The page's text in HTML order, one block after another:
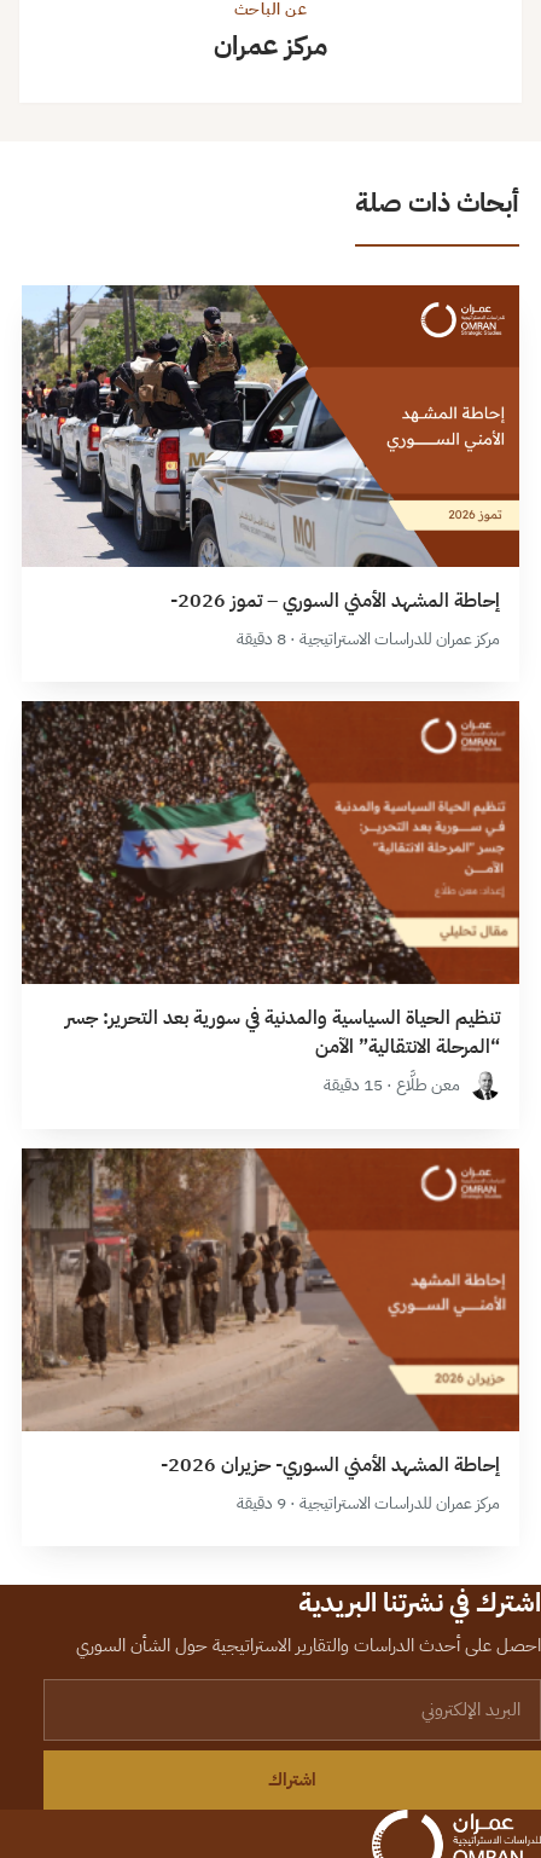
عن الباحث
مركز عمران
أبحاث ذات صلة
إحاطة المشهد الأمني السوري – تموز 2026-
مركز عمران للدراسات الاستراتيجية · 8 دقيقة
تنظيم الحياة السياسية والمدنية في سورية بعد التحرير: جسر
“المرحلة الانتقالية” الآمن
معن طلَّاع · 15 دقيقة
إحاطة المشهد الأمني السوري- حزيران 2026-
مركز عمران للدراسات الاستراتيجية · 9 دقيقة
اشترك في نشرتنا البريدية
احصل على أحدث الدراسات والتقارير الاستراتيجية حول الشأن السوري
اشتراك